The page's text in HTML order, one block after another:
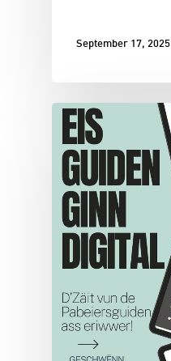
September 17, 2025